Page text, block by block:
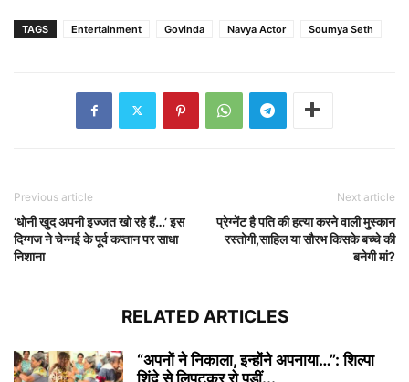
TAGS Entertainment Govinda Navya Actor Soumya Seth
Previous article
‘धोनी खुद अपनी इज्जत खो रहे हैं…’ इस
दिग्गज ने चेन्नई के पूर्व कप्तान पर साधा
निशाना
Next article
प्रेग्नेंट है पति की हत्या करने वाली मुस्कान
रस्तोगी,साहिल या सौरभ किसके बच्चे की
बनेगी मां?
RELATED ARTICLES
“अपनों ने निकाला, इन्होंने अपनाया…”: शिल्पा
शिंदे से लिपटकर रो पड़ीं...